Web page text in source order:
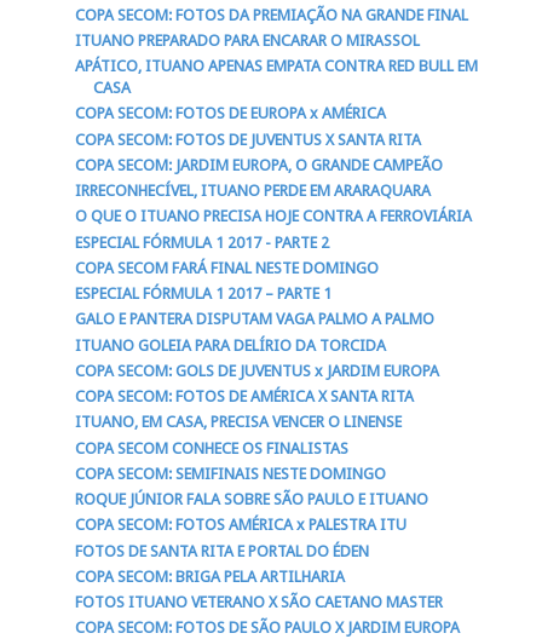
COPA SECOM: FOTOS DA PREMIAÇÃO NA GRANDE FINAL
ITUANO PREPARADO PARA ENCARAR O MIRASSOL
APÁTICO, ITUANO APENAS EMPATA CONTRA RED BULL EM
CASA
COPA SECOM: FOTOS DE EUROPA x AMÉRICA
COPA SECOM: FOTOS DE JUVENTUS X SANTA RITA
COPA SECOM: JARDIM EUROPA, O GRANDE CAMPEÃO
IRRECONHECÍVEL, ITUANO PERDE EM ARARAQUARA
O QUE O ITUANO PRECISA HOJE CONTRA A FERROVIÁRIA
ESPECIAL FÓRMULA 1 2017 - PARTE 2
COPA SECOM FARÁ FINAL NESTE DOMINGO
ESPECIAL FÓRMULA 1 2017 – PARTE 1
GALO E PANTERA DISPUTAM VAGA PALMO A PALMO
ITUANO GOLEIA PARA DELÍRIO DA TORCIDA
COPA SECOM: GOLS DE JUVENTUS x JARDIM EUROPA
COPA SECOM: FOTOS DE AMÉRICA X SANTA RITA
ITUANO, EM CASA, PRECISA VENCER O LINENSE
COPA SECOM CONHECE OS FINALISTAS
COPA SECOM: SEMIFINAIS NESTE DOMINGO
ROQUE JÚNIOR FALA SOBRE SÃO PAULO E ITUANO
COPA SECOM: FOTOS AMÉRICA x PALESTRA ITU
FOTOS DE SANTA RITA E PORTAL DO ÉDEN
COPA SECOM: BRIGA PELA ARTILHARIA
FOTOS ITUANO VETERANO X SÃO CAETANO MASTER
COPA SECOM: FOTOS DE SÃO PAULO X JARDIM EUROPA